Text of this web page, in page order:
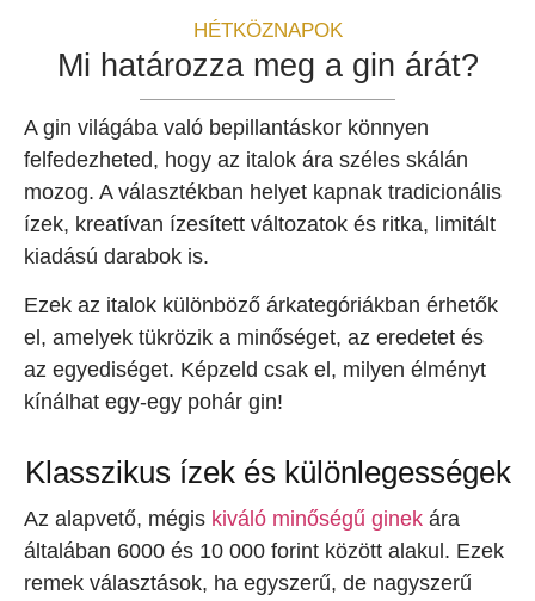
HÉTKÖZNAPOK
Mi határozza meg a gin árát?
A gin világába való bepillantáskor könnyen
felfedezheted, hogy az italok ára széles skálán
mozog. A választékban helyet kapnak tradicionális
ízek, kreatívan ízesített változatok és ritka, limitált
kiadású darabok is.
Ezek az italok különböző árkategóriákban érhetők
el, amelyek tükrözik a minőséget, az eredetet és
az egyediséget. Képzeld csak el, milyen élményt
kínálhat egy-egy pohár gin!
Klasszikus ízek és különlegességek
Az alapvető, mégis kiváló minőségű ginek ára
általában 6000 és 10 000 forint között alakul. Ezek
remek választások, ha egyszerű, de nagyszerű